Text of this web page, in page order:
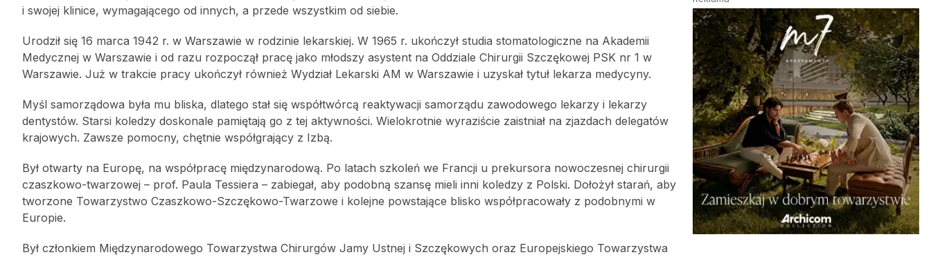
i swojej klinice, wymagającego od innych, a przede wszystkim od siebie.
Urodził się 16 marca 1942 r. w Warszawie w rodzinie lekarskiej. W 1965 r. ukończył studia stomatologiczne na Akademii
Medycznej w Warszawie i od razu rozpoczął pracę jako młodszy asystent na Oddziale Chirurgii Szczękowej PSK nr 1 w
Warszawie. Już w trakcie pracy ukończył również Wydział Lekarski AM w Warszawie i uzyskał tytuł lekarza medycyny.
Myśl samorządowa była mu bliska, dlatego stał się współtwórcą reaktywacji samorządu zawodowego lekarzy i lekarzy
dentystów. Starsi koledzy doskonale pamiętają go z tej aktywności. Wielokrotnie wyraziście zaistniał na zjazdach delegatów
krajowych. Zawsze pomocny, chętnie współgrający z Izbą.
Był otwarty na Europę, na współpracę międzynarodową. Po latach szkoleń we Francji u prekursora nowoczesnej chirurgii
czaszkowo-twarzowej – prof. Paula Tessiera – zabiegał, aby podobną szansę mieli inni koledzy z Polski. Dołożył starań, aby
tworzone Towarzystwo Czaszkowo-Szczękowo-Twarzowe i kolejne powstające blisko współpracowały z podobnymi w
Europie.
Był członkiem Międzynarodowego Towarzystwa Chirurgów Jamy Ustnej i Szczękowych oraz Europejskiego Towarzystwa